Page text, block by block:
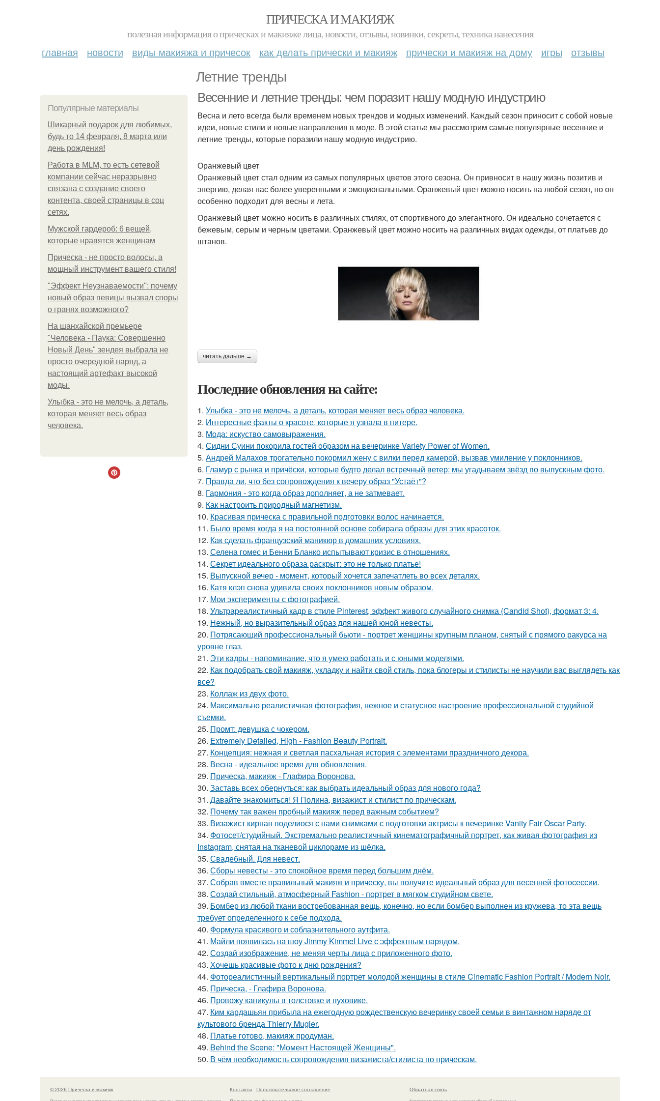
ПРИЧЕСКА И МАКИЯЖ
полезная информация о прическах и макияже лица, новости, отзывы, новинки, секреты, техника нанесения
главная новости виды макияжа и причесок как делать прически и макияж прически и макияж на дому игры отзывы
Летние тренды
Популярные материалы
Шикарный подарок для любимых,
будь то 14 февраля, 8 марта или
день рождения!
Работа в MLM, то есть сетевой
компании сейчас неразрывно
связана с создание своего
контента, своей страницы в соц
сетях.
Мужской гардероб: 6 вещей,
которые нравятся женщинам
Прическа - не просто волосы, а
мощный инструмент вашего стиля!
"Эффект Неузнаваемости": почему
новый образ певицы вызвал споры
о гранях возможного?
На шанхайской премьере
"Человека - Паука: Совершенно
Новый День" зендея выбрала не
просто очередной наряд, а
настоящий артефакт высокой
моды.
Улыбка - это не мелочь, а деталь,
которая меняет весь образ
человека.
Весенние и летние тренды: чем поразит нашу модную индустрию
Весна и лето всегда были временем новых трендов и модных изменений. Каждый сезон приносит с собой новые
идеи, новые стили и новые направления в моде. В этой статье мы рассмотрим самые популярные весенние и
летние тренды, которые поразили нашу модную индустрию.
Оранжевый цвет
Оранжевый цвет стал одним из самых популярных цветов этого сезона. Он привносит в нашу жизнь позитив и
энергию, делая нас более уверенными и эмоциональными. Оранжевый цвет можно носить на любой сезон, но он
особенно подходит для весны и лета.
Оранжевый цвет можно носить в различных стилях, от спортивного до элегантного. Он идеально сочетается с
бежевым, серым и черным цветами. Оранжевый цвет можно носить на различных видах одежды, от платьев до
штанов.
читать дальше →
Последние обновления на сайте:
1. Улыбка - это не мелочь, а деталь, которая меняет весь образ человека.
2. Интересные факты о красоте, которые я узнала в питере.
3. Мода: искуство самовыражения.
4. Сидни Суини покорила гостей образом на вечеринке Variety Power of Women.
5. Андрей Малахов трогательно покормил жену с вилки перед камерой, вызвав умиление у поклонников.
6. Гламур с рынка и причёски, которые будто делал встречный ветер: мы угадываем звёзд по выпускным фото.
7. Правда ли, что без сопровождения к вечеру образ "Устаёт"?
8. Гармония - это когда образ дополняет, а не затмевает.
9. Как настроить природный магнетизм.
10. Красивая прическа с правильной подготовки волос начинается.
11. Было время когда я на постоянной основе собирала образы для этих красоток.
12. Как сделать французский маникюр в домашних условиях.
13. Селена гомес и Бенни Бланко испытывают кризис в отношениях.
14. Секрет идеального образа раскрыт: это не только платье!
15. Выпускной вечер - момент, который хочется запечатлеть во всех деталях.
16. Катя клэп снова удивила своих поклонников новым образом.
17. Мои эксперименты с фотографией.
18. Ультрареалистичный кадр в стиле Pinterest, эффект живого случайного снимка (Candid Shot), формат 3: 4.
19. Нежный, но выразительный образ для нашей юной невесты.
20. Потрясающий профессиональный бьюти - портрет женщины крупным планом, снятый с прямого ракурса на
уровне глаз.
21. Эти кадры - напоминание, что я умею работать и с юными моделями.
22. Как подобрать свой макияж, укладку и найти свой стиль, пока блогеры и стилисты не научили вас выглядеть как
все?
23. Коллаж из двух фото.
24. Максимально реалистичная фотография, нежное и статусное настроение профессиональной студийной
съемки.
25. Промт: девушка с чокером.
26. Extremely Detailed, High - Fashion Beauty Portrait.
27. Концепция: нежная и светлая пасхальная история с элементами праздничного декора.
28. Весна - идеальное время для обновления.
29. Прическа, макияж - Глафира Воронова.
30. Заставь всех обернуться: как выбрать идеальный образ для нового года?
31. Давайте знакомиться! Я Полина, визажист и стилист по прическам.
32. Почему так важен пробный макияж перед важным событием?
33. Визажист кирнан поделиося с нами снимками с подготовки актрисы к вечеринке Vanity Fair Oscar Party.
34. Фотосет/студийный. Экстремально реалистичный кинематографичный портрет, как живая фотография из
Instagram, снятая на тканевой циклораме из шёлка.
35. Свадебный. Для невест.
36. Сборы невесты - это спокойное время перед большим днём.
37. Собрав вместе правильный макияж и прическу, вы получите идеальный образ для весенней фотосессии.
38. Создай стильный, атмосферный Fashion - портрет в мягком студийном свете.
39. Бомбер из любой ткани востребованная вещь, конечно, но если бомбер выполнен из кружева, то эта вещь
требует определенного к себе подхода.
40. Формула красивого и соблазнительного аутфита.
41. Майли появилась на шоу Jimmy Kimmel Live с эффектным нарядом.
42. Создай изображение, не меняя черты лица с приложенного фото.
43. Хочешь красивые фото к дню рождения?
44. Фотореалистичный вертикальный портрет молодой женщины в стиле Cinematic Fashion Portrait / Modern Noir.
45. Прическа, - Глафира Воронова.
46. Провожу каникулы в толстовке и пуховике.
47. Ким кардашьян прибыла на ежегодную рождественскую вечеринку своей семьи в винтажном наряде от
культового бренда Thierry Mugler.
48. Платье готово, макияж продуман.
49. Behind the Scene: "Момент Настоящей Женщины".
50. В чём необходимость сопровождения визажиста/стилиста по прическам.
© 2026 Прическа и макияж Контакты
Пользовательское соглашение
Обратная связь